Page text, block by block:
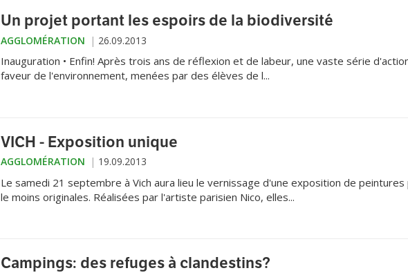
Un projet portant les espoirs de la biodiversité
AGGLOMÉRATION 26.09.2013
Inauguration • Enfin! Après trois ans de réflexion et de labeur, une vaste série
faveur de l'environnement, menées par des élèves de l...
VICH - Exposition unique
AGGLOMÉRATION 19.09.2013
Le samedi 21 septembre à Vich aura lieu le vernissage d'une exposition de peintures
le moins originales. Réalisées par l'artiste parisien Nico, elles...
Campings: des refuges à clandestins?